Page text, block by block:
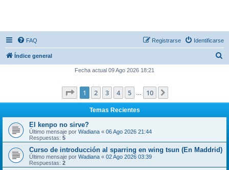
FAQ Identificarse
Registrarse
Índice general
a
r
Fecha actual 09 Ago 2026 18:21
Página de 10
1 2 3 4 5 10
Temas Recientes
El kenpo no sirve?
Último mensaje por Wadiana « 06 Ago 2026 21:44
Respuestas: 5
Curso de introducción al sparring en wing tsun (En Maddrid)
Último mensaje por Wadiana « 02 Ago 2026 03:39
Respuestas: 2